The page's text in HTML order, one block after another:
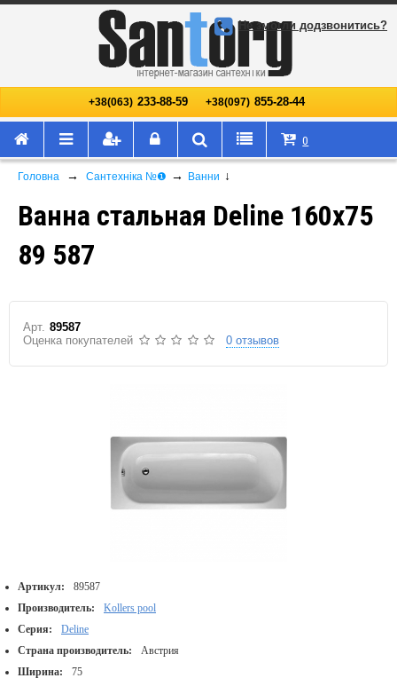
+38(063) 233-88-59 +38(097) 855-28-44
Не змогли додзвонитись?
0
Головна → Сантехніка №❶ → Ванни ↓
Ванна стальная Deline 160х75
89 587
Арт. 89587
Оценка покупателей
0 отзывов
Артикул:
89587
Производитель:
Kollers pool
Серия:
Deline
Страна производитель:
Австрия
Ширина:
75